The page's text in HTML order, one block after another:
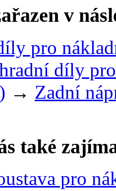
v
pro
díly
→ Zadní
také
pro